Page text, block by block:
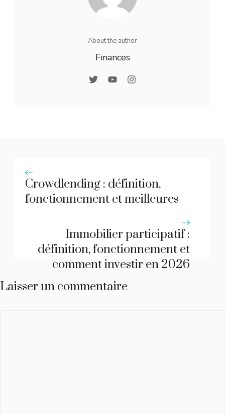
About the author
Finances
Crowdlending : définition,
fonctionnement et meilleures
Immobilier participatif :
définition, fonctionnement et
comment investir en 2026
Laisser un commentaire